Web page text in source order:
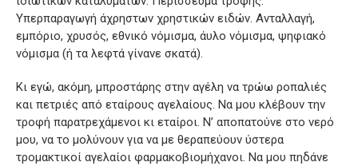
Υπερπαραγωγή άχρηστων χρηστικών ειδών. Ανταλλαγή,
εμπόριο, χρυσός, εθνικό νόμισμα, άυλο νόμισμα, ψηφιακό
νόμισμα (ή τα λεφτά γίνανε σκατά).
Κι εγώ, ακόμη, μπροστάρης στην αγέλη να τρώω ροπαλιές
και πετριές από εταίρους αγελαίους. Να μου κλέβουν την
τροφή παρατρεχάμενοι κι εταίροι. Ν’ αποπατούνε στο νερό
μου, να το μολύνουν για να με θεραπεύουν ύστερα
τρομακτικοί αγελαίοι φαρμακοβιομήχανοι. Να μου πηδάνε